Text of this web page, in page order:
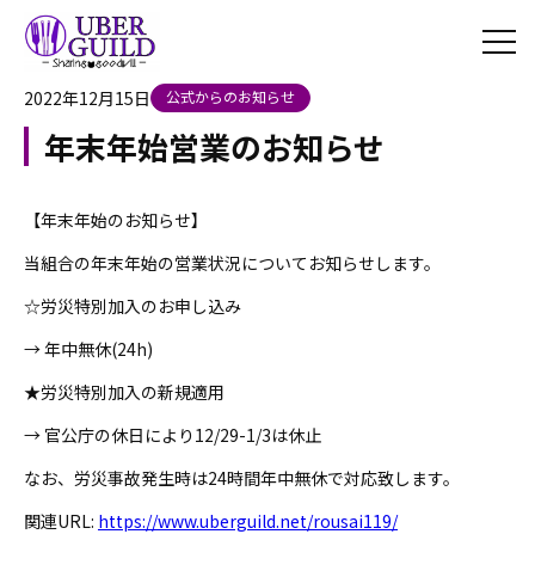
2022年12月15日 公式からのお知らせ
年末年始営業のお知らせ
【年末年始のお知らせ】
当組合の年末年始の営業状況についてお知らせします。
☆労災特別加入のお申し込み
→ 年中無休(24h)
★労災特別加入の新規適用
→ 官公庁の休日により12/29-1/3は休止
なお、労災事故発生時は24時間年中無休で対応致します。
関連URL: https://www.uberguild.net/rousai119/